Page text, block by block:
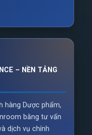
– NỀN TẢNG
hàng Dược phẩm,
bằng tư vấn
dịch vụ chính